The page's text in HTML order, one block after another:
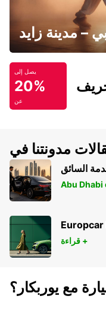
– مدينة زايد
يصل إلى
20%
عن
مدونتنا في
السائق
Abu
قراءة +
مع يوربكار؟